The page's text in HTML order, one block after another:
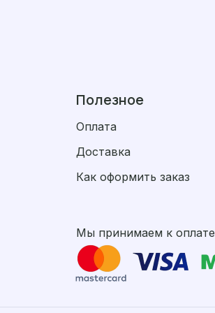
Полезное
Оплата
Доставка
Как оформить заказ
Мы принимаем к оплате